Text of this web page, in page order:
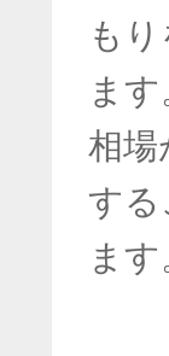
も
ます
相場
す
ます